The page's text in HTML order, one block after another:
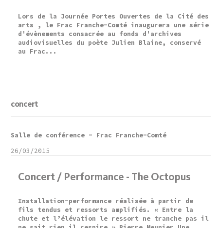
Lors de la Journée Portes Ouvertes de la Cité des
arts , le Frac Franche-Comté inaugurera une série
d'évènements consacrée au fonds d'archives
audiovisuelles du poète Julien Blaine, conservé
au Frac...
concert
Concert / Performance - The Octopus
Installation-performance réalisée à partir de
fils tendus et ressorts amplifiés. « Entre la
chute et l’élévation le ressort ne tranche pas il
Salle de conférence - Frac Franche-Comté
26/03/2015